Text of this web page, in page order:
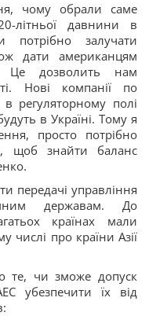
чому обрали саме
літньої давнини в
потрібно залучати
дати американцям
Це дозволить нам
Нові компанії по
регуляторному полі
в Україні. Тому я
просто потрібно
щоб знайти баланс
передачі управління
державам. До
країнах мали
числі про країни Азії
те, чи зможе допуск
убезпечити їх від